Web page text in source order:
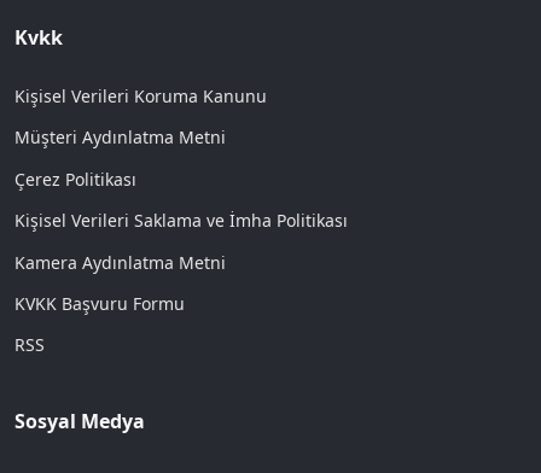
Kvkk
Kişisel Verileri Koruma Kanunu
Müşteri Aydınlatma Metni
Çerez Politikası
Kişisel Verileri Saklama ve İmha Politikası
Kamera Aydınlatma Metni
KVKK Başvuru Formu
RSS
Sosyal Medya